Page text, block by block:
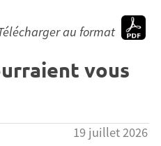
au format
vous
19 juillet 2026